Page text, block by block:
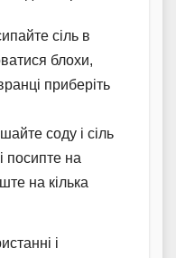
сіль в
блохи,
приберіть
соду і сіль
посипте на
на кілька
і